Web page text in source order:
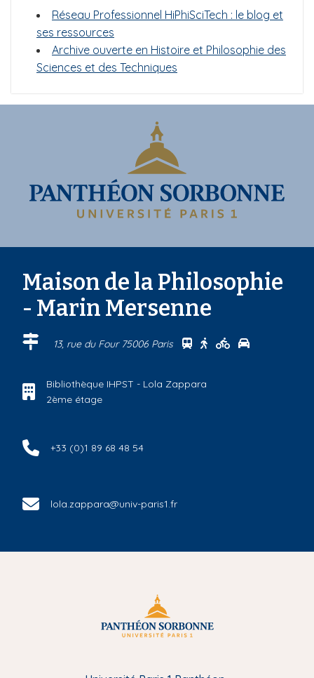
Réseau Professionnel HiPhiSciTech : le blog et
ses ressources
Archive ouverte en Histoire et Philosophie des
Sciences et des Techniques
Maison de la Philosophie
- Marin Mersenne
13, rue du Four 75006 Paris Se rendre au centre
Se rendre au
Se rendre au
Se rendre
Bibliothèque IHPST - Lola Zappara
2ème étage
+33 (0)1 89 68 48 54
lola.zappara@univ-paris1.fr